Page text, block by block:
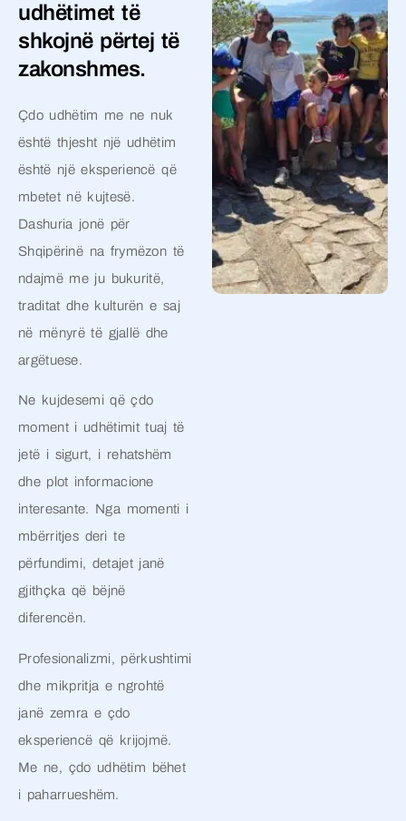
udhëtimet të
shkojnë përtej të
zakonshmes.
Çdo udhëtim me ne nuk
është thjesht një udhëtim
është një eksperiencë që
mbetet në kujtesë.
Dashuria jonë për
Shqipërinë na frymëzon të
ndajmë me ju bukuritë,
traditat dhe kulturën e saj
në mënyrë të gjallë dhe
argëtuese.
Ne kujdesemi që çdo
moment i udhëtimit tuaj të
jetë i sigurt, i rehatshëm
dhe plot informacione
interesante. Nga momenti i
mbërritjes deri te
përfundimi, detajet janë
gjithçka që bëjnë
diferencën.
Profesionalizmi, përkushtimi
dhe mikpritja e ngrohtë
janë zemra e çdo
eksperiencë që krijojmë.
Me ne, çdo udhëtim bëhet
i paharrueshëm.